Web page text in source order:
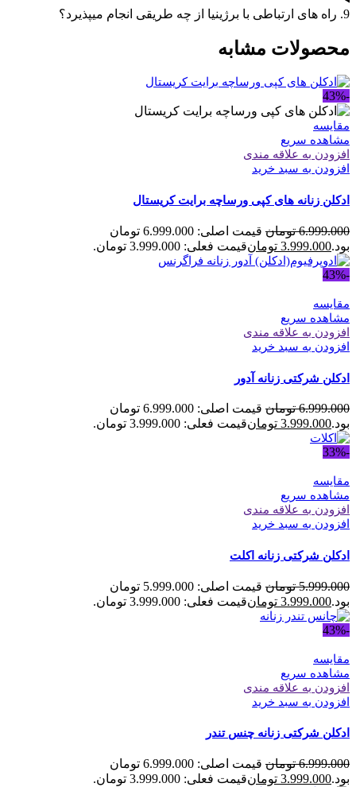
9. راه های ارتباطی با برژینیا از چه طریقی انجام میپذیرد؟
محصولات مشابه
-43%
مقایسه
مشاهده سریع
افزودن به علاقه مندی
افزودن به سبد خرید
ادکلن زنانه های کپی ورساچه برایت کریستال
6.999.000 تومان
قیمت اصلی: 6.999.000 تومان
بود.3.999.000 تومانقیمت فعلی: 3.999.000 تومان.
-43%
مقایسه
مشاهده سریع
افزودن به علاقه مندی
افزودن به سبد خرید
ادکلن شرکتی زنانه آدور
6.999.000 تومان
قیمت اصلی: 6.999.000 تومان
بود.3.999.000 تومانقیمت فعلی: 3.999.000 تومان.
-33%
مقایسه
مشاهده سریع
افزودن به علاقه مندی
افزودن به سبد خرید
ادکلن شرکتی زنانه اکلت
5.999.000 تومان
قیمت اصلی: 5.999.000 تومان
بود.3.999.000 تومانقیمت فعلی: 3.999.000 تومان.
-43%
مقایسه
مشاهده سریع
افزودن به علاقه مندی
افزودن به سبد خرید
ادکلن شرکتی زنانه چنس تندر
6.999.000 تومان
قیمت اصلی: 6.999.000 تومان
بود.3.999.000 تومانقیمت فعلی: 3.999.000 تومان.